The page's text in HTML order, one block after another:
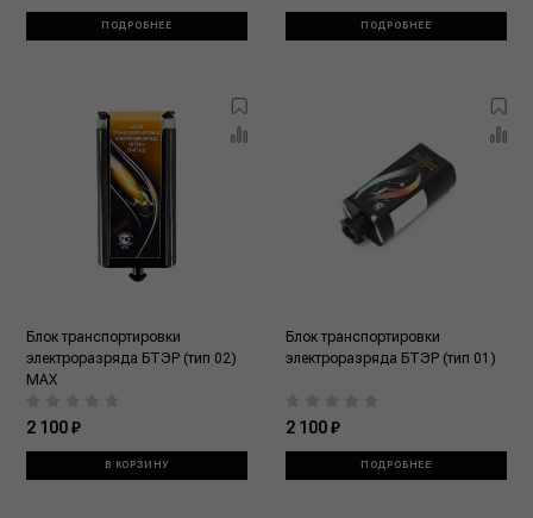
ПОДРОБНЕЕ ПОДРОБНЕЕ
Блок транспортировки
электроразряда БТЭР (тип 02)
МАХ
2 100 ₽
В КОРЗИНУ
Блок транспортировки
электроразряда БТЭР (тип 01)
2 100 ₽
ПОДРОБНЕЕ